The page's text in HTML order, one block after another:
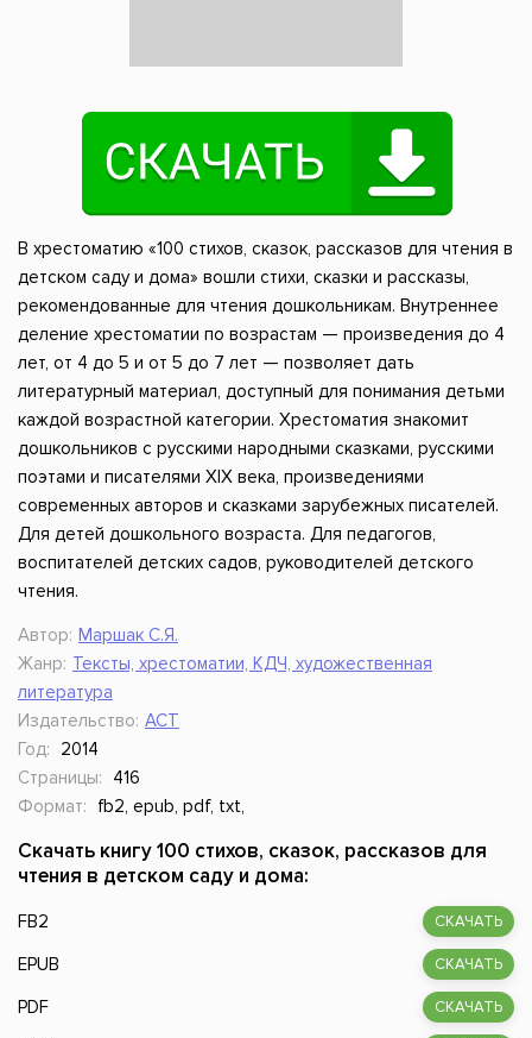
В хрестоматию «100 стихов, сказок, рассказов для чтения в
детском саду и дома» вошли стихи, сказки и рассказы,
рекомендованные для чтения дошкольникам. Внутреннее
деление хрестоматии по возрастам — произведения до 4
лет, от 4 до 5 и от 5 до 7 лет — позволяет дать
литературный материал, доступный для понимания детьми
каждой возрастной категории. Хрестоматия знакомит
дошкольников с русскими народными сказками, русскими
поэтами и писателями XIX века, произведениями
современных авторов и сказками зарубежных писателей.
Для детей дошкольного возраста. Для педагогов,
воспитателей детских садов, руководителей детского
чтения.
Автор: Маршак С.Я.
Жанр: Тексты, хрестоматии, КДЧ, художественная
литература
Издательство: АСТ
Год:
2014
Страницы:
416
Формат:
fb2, epub, pdf, txt,
Скачать книгу 100 стихов, сказок, рассказов для
чтения в детском саду и дома:
FB2 СКАЧАТЬ
EPUB СКАЧАТЬ
PDF СКАЧАТЬ